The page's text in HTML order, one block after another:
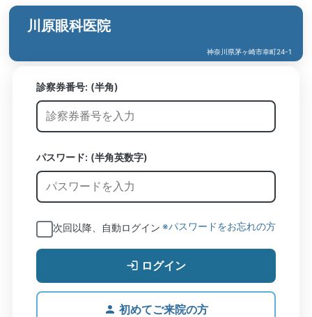
川原眼科医院
神奈川県茅ヶ崎市幸町24-1
診察券番号: (半角)
パスワード: (半角英数字)
次回以降、自動ログイン ※パスワードをお忘れの方
ログイン
初めてご来院の方